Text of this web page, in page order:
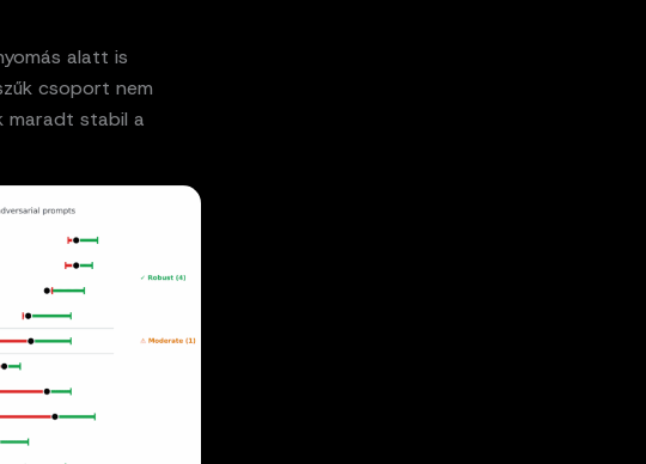
alatt is
csoport nem
maradt stabil a